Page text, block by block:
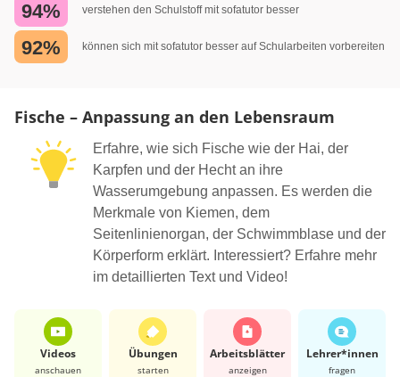
94% verstehen den Schulstoff mit sofatutor besser
92% können sich mit sofatutor besser auf Schularbeiten vorbereiten
Fische – Anpassung an den Lebensraum
Erfahre, wie sich Fische wie der Hai, der
Karpfen und der Hecht an ihre
Wasserumgebung anpassen. Es werden die
Merkmale von Kiemen, dem
Seitenlinienorgan, der Schwimmblase und der
Körperform erklärt. Interessiert? Erfahre mehr
im detaillierten Text und Video!
Videos
anschauen
Übungen
starten
Arbeits­blätter
anzeigen
Lehrer*​innen
fragen